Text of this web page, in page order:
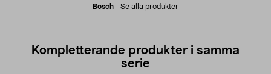
Bosch - Se alla produkter
Kompletterande produkter i samma
serie